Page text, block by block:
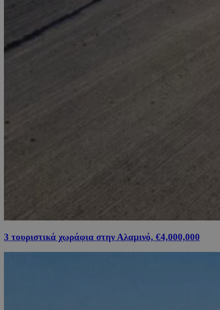
3 τουριστικά χωράφια στην Αλαμινό, €4,000,000